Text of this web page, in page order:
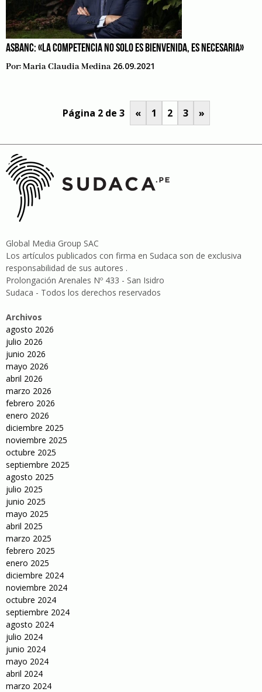
ASBANC: «LA COMPETENCIA NO SOLO ES BIENVENIDA, ES NECESARIA»
Por:Maria Claudia Medina 26.09.2021
Página 2 de 3 « 1 2 3 »
Global Media Group SAC
Los artículos publicados con firma en Sudaca son de exclusiva
responsabilidad de sus autores .
Prolongación Arenales Nº 433 - San Isidro
Sudaca - Todos los derechos reservados
Archivos
agosto 2026
julio 2026
junio 2026
mayo 2026
abril 2026
marzo 2026
febrero 2026
enero 2026
diciembre 2025
noviembre 2025
octubre 2025
septiembre 2025
agosto 2025
julio 2025
junio 2025
mayo 2025
abril 2025
marzo 2025
febrero 2025
enero 2025
diciembre 2024
noviembre 2024
octubre 2024
septiembre 2024
agosto 2024
julio 2024
junio 2024
mayo 2024
abril 2024
marzo 2024